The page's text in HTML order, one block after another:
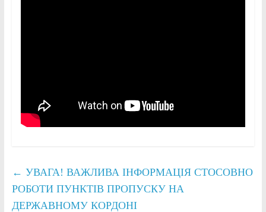
← УВАГА! ВАЖЛИВА ІНФОРМАЦІЯ СТОСОВНО
РОБОТИ ПУНКТІВ ПРОПУСКУ НА
ДЕРЖАВНОМУ КОРДОНІ